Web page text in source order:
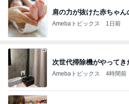
肩の力が抜けた赤ちゃん
Amebaトピックス 1日前
次世代掃除機がやってき
Amebaトピックス 4時間前